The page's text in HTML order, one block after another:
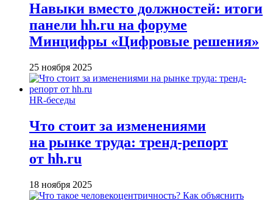
Навыки вместо должностей: итоги
панели hh.ru на форуме
Минцифры «Цифровые решения»
25 ноября 2025
HR-беседы
Что стоит за изменениями
на рынке труда: тренд-репорт
от hh.ru
18 ноября 2025